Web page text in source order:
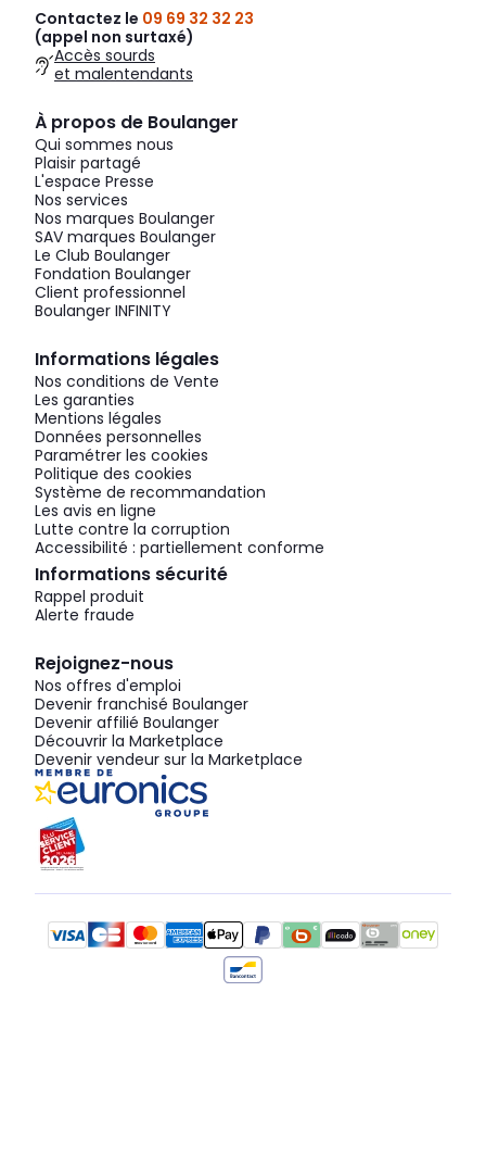
Contactez le 09 69 32 32 23
(appel non surtaxé)
Accès sourds
et malentendants
À propos de Boulanger
Qui sommes nous
Plaisir partagé
L'espace Presse
Nos services
Nos marques Boulanger
SAV marques Boulanger
Le Club Boulanger
Fondation Boulanger
Client professionnel
Boulanger INFINITY
Informations légales
Nos conditions de Vente
Les garanties
Mentions légales
Données personnelles
Paramétrer les cookies
Politique des cookies
Système de recommandation
Les avis en ligne
Lutte contre la corruption
Accessibilité : partiellement conforme
Informations sécurité
Rappel produit
Alerte fraude
Rejoignez-nous
Nos offres d'emploi
Devenir franchisé Boulanger
Devenir affilié Boulanger
Découvrir la Marketplace
Devenir vendeur sur la Marketplace